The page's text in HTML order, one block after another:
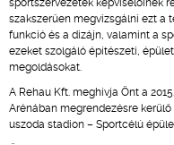
sportszervezetek képviselőinek
szakszerűen megvizsgálni ezt a
funkció és a dizájn, valamint a
ezeket szolgáló építészeti,
megoldásokat.
A Rehau Kft. meghívja Önt a
Arénában megrendezésre kerülő
uszoda stadion – Sportcélú